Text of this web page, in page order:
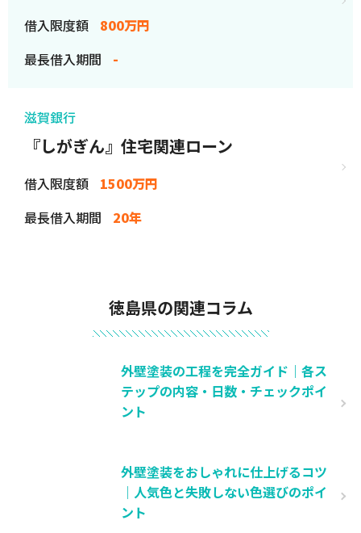
借入限度額
800万円
最長借入期間
-
滋賀銀行
『しがぎん』住宅関連ローン
借入限度額
1500万円
最長借入期間
20年
徳島県の関連コラム
外壁塗装の工程を完全ガイド｜各ス
テップの内容・日数・チェックポイ
ント
外壁塗装をおしゃれに仕上げるコツ
｜人気色と失敗しない色選びのポイ
ント